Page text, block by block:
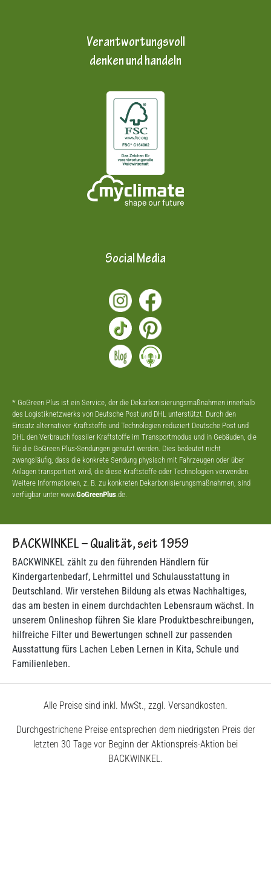
Verantwortungsvoll
denken und handeln
Social Media
* GoGreen Plus ist ein Service, der die Dekarbonisierungsmaßnahmen innerhalb
des Logistiknetzwerks von Deutsche Post und DHL unterstützt. Durch den
Einsatz alternativer Kraftstoffe und Technologien reduziert Deutsche Post und
DHL den Verbrauch fossiler Kraftstoffe im Transportmodus und in Gebäuden, die
für die GoGreen Plus-Sendungen genutzt werden. Dies bedeutet nicht
zwangsläufig, dass die konkrete Sendung physisch mit Fahrzeugen oder über
Anlagen transportiert wird, die diese Kraftstoffe oder Technologien verwenden.
Weitere Informationen, z. B. zu konkreten Dekarbonisierungsmaßnahmen, sind
verfügbar unter www.GoGreenPlus .de.
BACKWINKEL – Qualität, seit 1959
BACKWINKEL zählt zu den führenden Händlern für
Kindergartenbedarf, Lehrmittel und Schulausstattung in
Deutschland. Wir verstehen Bildung als etwas Nachhaltiges,
das am besten in einem durchdachten Lebensraum wächst. In
unserem Onlineshop führen Sie klare Produktbeschreibungen,
hilfreiche Filter und Bewertungen schnell zur passenden
Ausstattung fürs Lachen Leben Lernen in Kita, Schule und
Familienleben.
Alle Preise sind inkl. MwSt., zzgl. Versandkosten.
Durchgestrichene Preise entsprechen dem niedrigsten Preis der
letzten 30 Tage vor Beginn der Aktionspreis-Aktion bei
BACKWINKEL.